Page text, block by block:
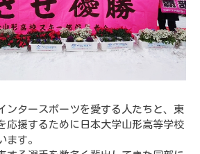
ンタースポーツを愛する人たちと、東
応援するために日本大学山形高等学校
ます。